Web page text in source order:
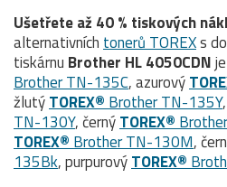
Ušetřete až 40 % tiskových
alternativních tonerů TOREXs
tiskárnu Brother HL 4050CDN
Brother TN-135C, azurový
žlutýTOREX® Brother TN-135Y
TN-130Y, černýTOREX®
TOREX® Brother TN-130M,
135Bk, purpurovýTOREX®